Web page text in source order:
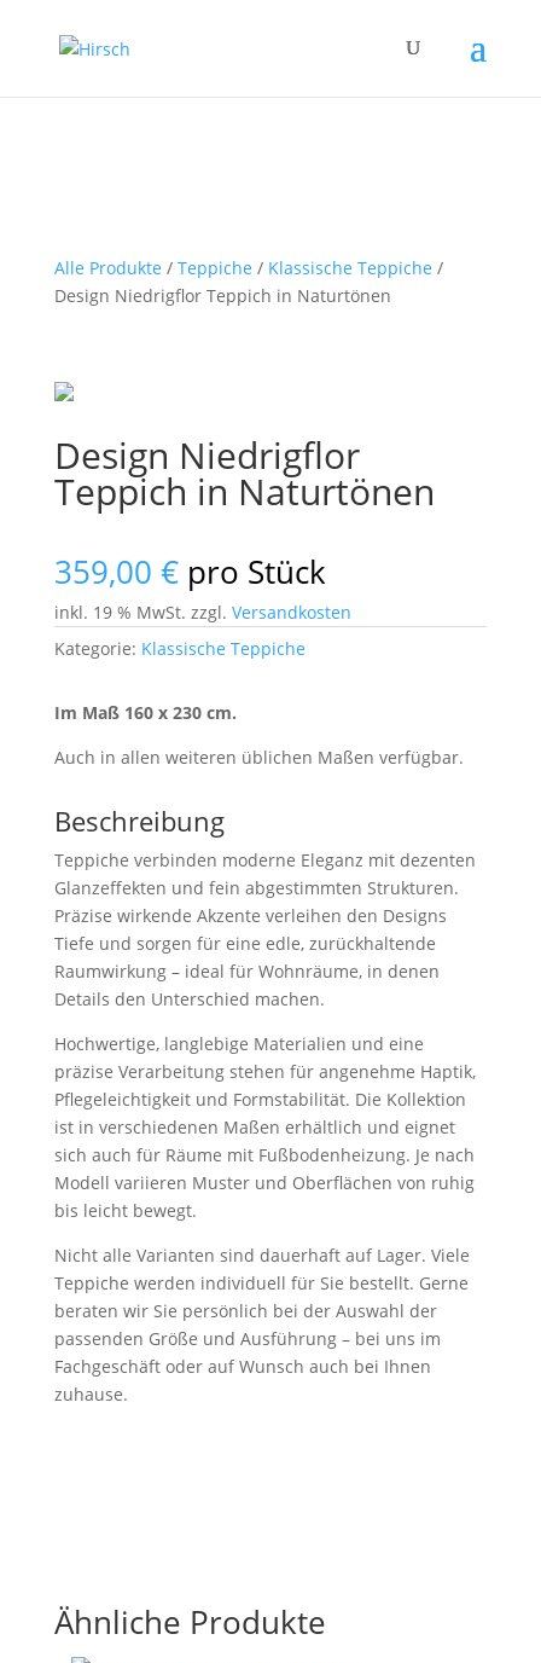
Alle Produkte / Teppiche / Klassische Teppiche /
Design Niedrigflor Teppich in Naturtönen
Design Niedrigflor
Teppich in Naturtönen
359,00 € pro Stück
inkl. 19 % MwSt. zzgl. Versandkosten
Kategorie: Klassische Teppiche
Im Maß 160 x 230 cm.
Auch in allen weiteren üblichen Maßen verfügbar.
Beschreibung
Teppiche verbinden moderne Eleganz mit dezenten
Glanzeffekten und fein abgestimmten Strukturen.
Präzise wirkende Akzente verleihen den Designs
Tiefe und sorgen für eine edle, zurückhaltende
Raumwirkung – ideal für Wohnräume, in denen
Details den Unterschied machen.
Hochwertige, langlebige Materialien und eine
präzise Verarbeitung stehen für angenehme Haptik,
Pflegeleichtigkeit und Formstabilität. Die Kollektion
ist in verschiedenen Maßen erhältlich und eignet
sich auch für Räume mit Fußbodenheizung. Je nach
Modell variieren Muster und Oberflächen von ruhig
bis leicht bewegt.
Nicht alle Varianten sind dauerhaft auf Lager. Viele
Teppiche werden individuell für Sie bestellt. Gerne
beraten wir Sie persönlich bei der Auswahl der
passenden Größe und Ausführung – bei uns im
Fachgeschäft oder auf Wunsch auch bei Ihnen
zuhause.
Ähnliche Produkte